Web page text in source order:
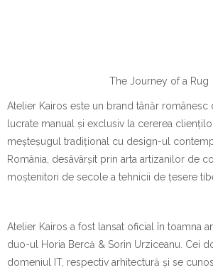
The Journey of a Rug
Atelier Kairos este un brand tânăr românesc
lucrate manual și exclusiv la cererea
meșteșugul tradițional cu design-ul
România, desâvârșit prin arta artizanilor de
moștenitori de secole a tehnicii de țesere
Atelier Kairos a fost lansat oficial în toamna
duo-ul Horia Bercă & Sorin Urziceanu. Cei
domeniul IT, respectiv arhitectură și se